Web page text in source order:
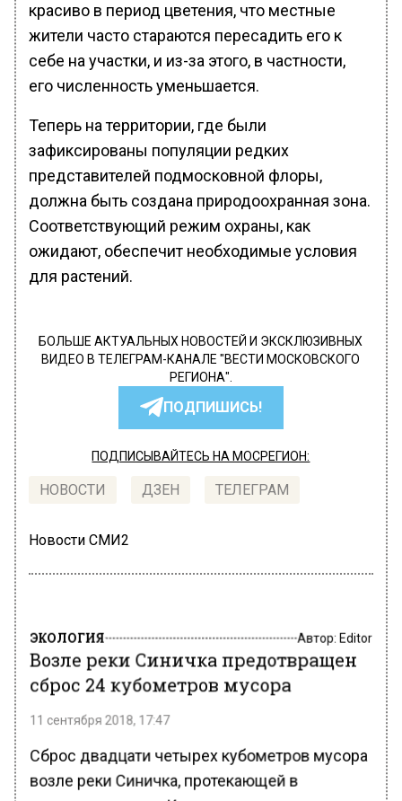
красиво в период цветения, что местные
жители часто стараются пересадить его к
себе на участки, и из-за этого, в частности,
его численность уменьшается.
Теперь на территории, где были
зафиксированы популяции редких
представителей подмосковной флоры,
должна быть создана природоохранная зона.
Соответствующий режим охраны, как
ожидают, обеспечит необходимые условия
для растений.
БОЛЬШЕ АКТУАЛЬНЫХ НОВОСТЕЙ И ЭКСКЛЮЗИВНЫХ
ВИДЕО В ТЕЛЕГРАМ-КАНАЛЕ "ВЕСТИ МОСКОВСКОГО
РЕГИОНА".
ПОДПИШИСЬ!
ПОДПИСЫВАЙТЕСЬ НА МОСРЕГИОН:
НОВОСТИ ДЗЕН ТЕЛЕГРАМ
Новости СМИ2
ЭКОЛОГИЯ Автор:Editor
Возле реки Синичка предотвращен
сброс 24 кубометров мусора
11 сентября 2018, 17:47
Сброс двадцати четырех кубометров мусора
возле реки Синичка, протекающей в